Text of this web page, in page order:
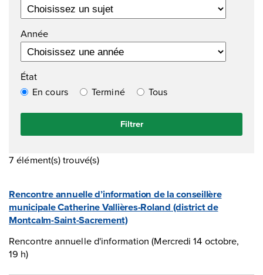
Année
État
En cours Terminé Tous
7 élément(s) trouvé(s)
Rencontre annuelle d’information de la conseillère
municipale Catherine Vallières-Roland (district de
Montcalm-Saint-Sacrement)
Rencontre annuelle d'information (Mercredi14 octobre,
19 h)